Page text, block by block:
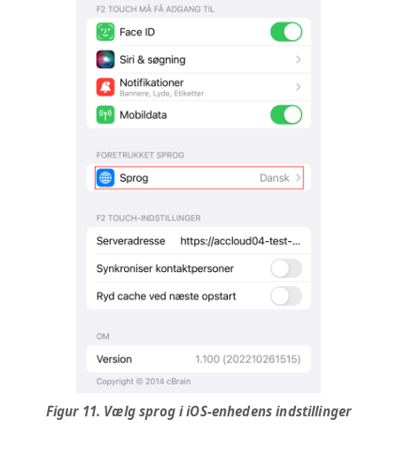
Figur 11. Vælg sprog i iOS-enhedens indstillinger